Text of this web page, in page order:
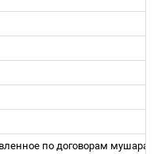
по договорам